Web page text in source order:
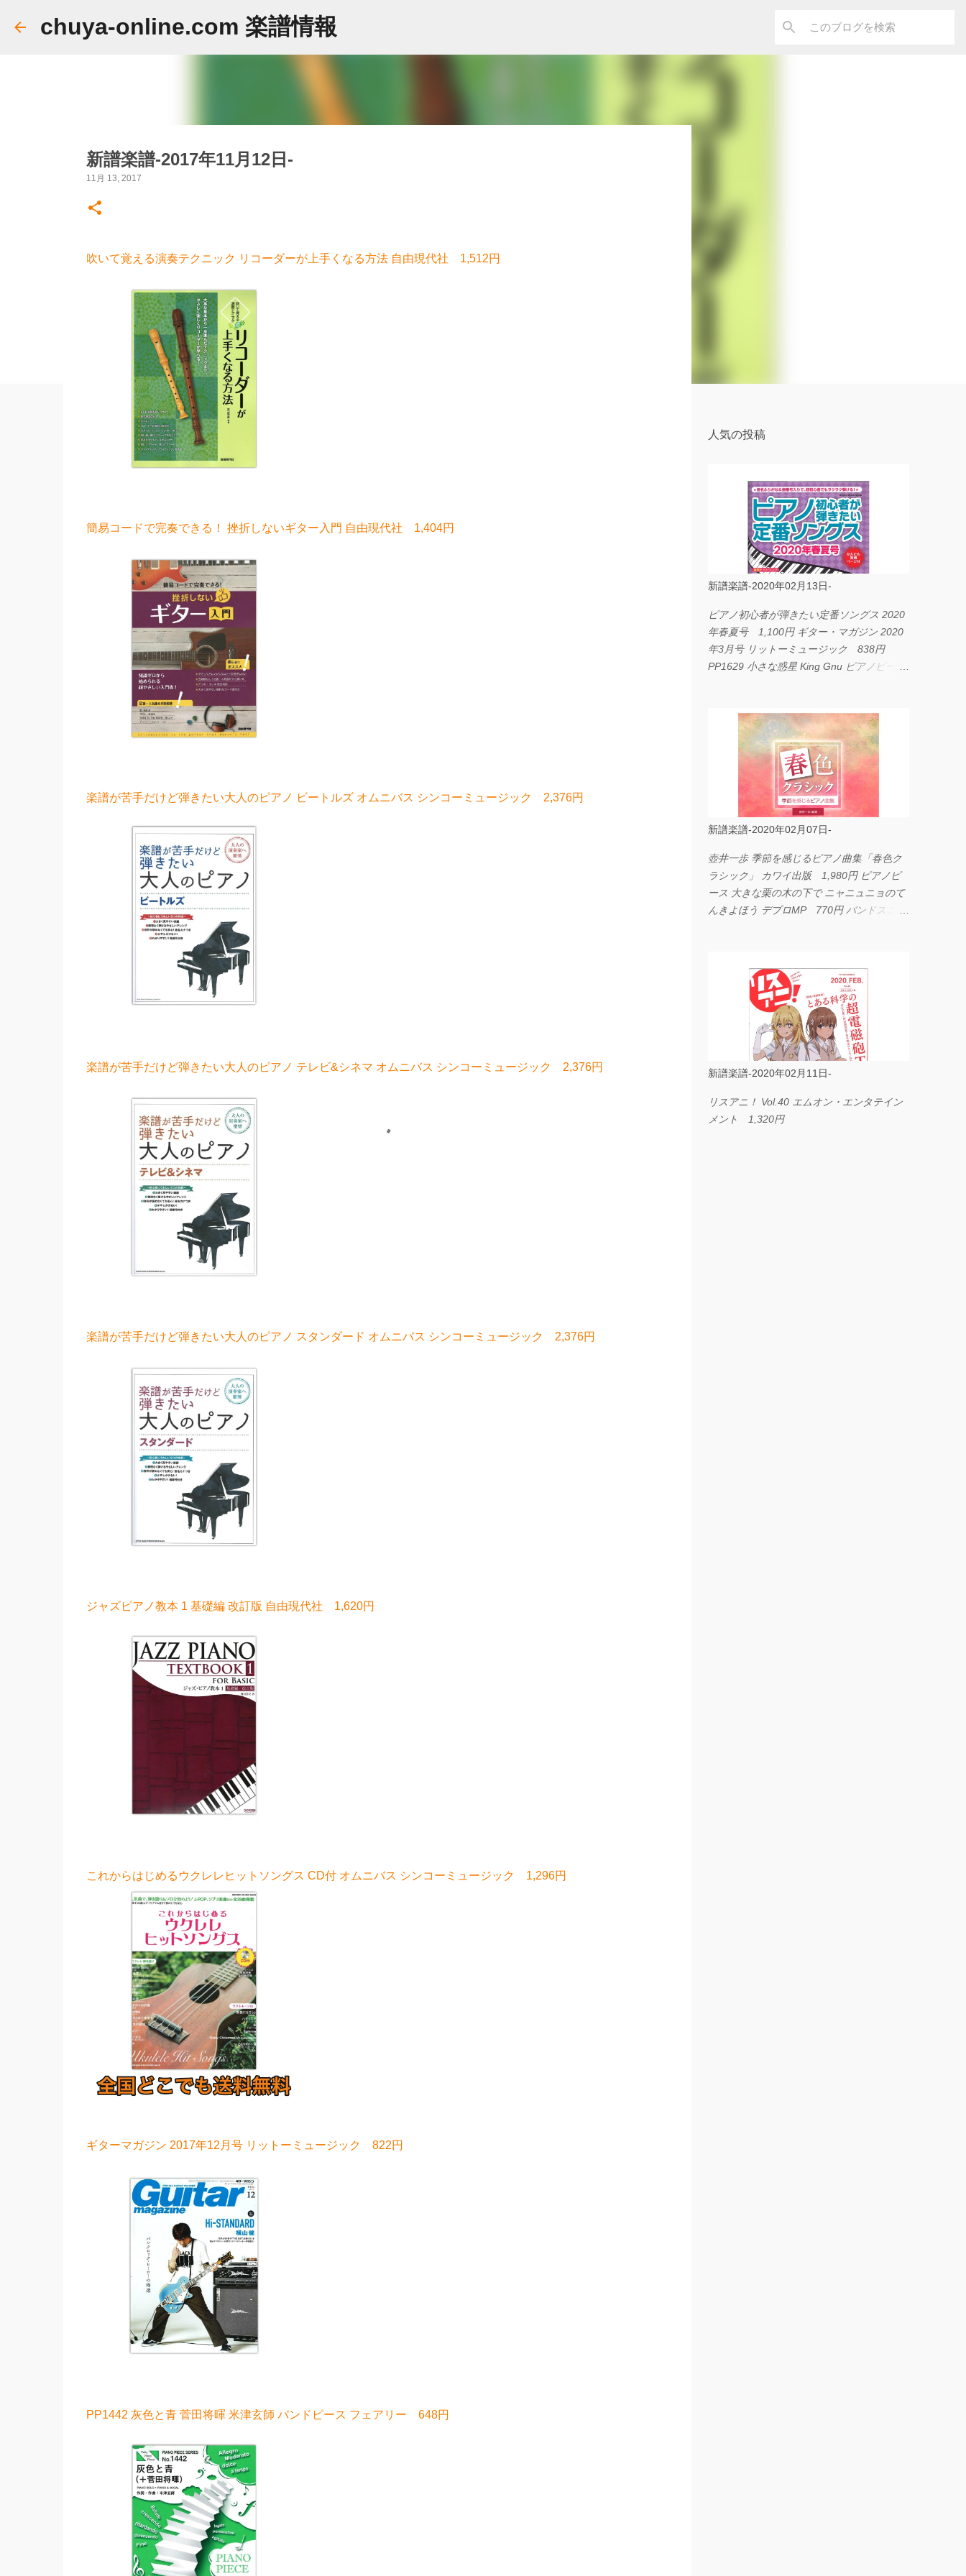
chuya-online.com 楽譜情報
新譜楽譜-2017年11月12日-
11月 13, 2017
吹いて覚える演奏テクニック リコーダーが上手くなる方法 自由現代社 1,512円
簡易コードで完奏できる！ 挫折しないギター入門 自由現代社 1,404円
楽譜が苦手だけど弾きたい大人のピアノ ビートルズ オムニバス シンコーミュージック 2,376円
楽譜が苦手だけど弾きたい大人のピアノ テレビ&シネマ オムニバス シンコーミュージック 2,376円
楽譜が苦手だけど弾きたい大人のピアノ スタンダード オムニバス シンコーミュージック 2,376円
ジャズピアノ教本 1 基礎編 改訂版 自由現代社 1,620円
これからはじめるウクレレヒットソングス CD付 オムニバス シンコーミュージック 1,296円
ギターマガジン 2017年12月号 リットーミュージック 822円
PP1442 灰色と青 菅田将暉 米津玄師 バンドピース フェアリー 648円
人気の投稿
新譜楽譜-2020年02月13日-
ピアノ初心者が弾きたい定番ソングス 2020
年春夏号 1,100円 ギター・マガジン 2020
年3月号 リットーミュージック 838円
PP1629 小さな惑星 King Gnu ピアノピース
LOVE... Official髭男dism バンドピース フェ
アリー 825円
新譜楽譜-2020年02月07日-
壺井一歩 季節を感じるピアノ曲集「春色ク
ラシック」 カワイ出版 1,980円 ピアノピ
ース 大きな栗の木の下で ニャニュニョのて
んきよほう デプロMP 770円 バンドスコア
ス I LOVE．．． Official髭男dism やさしく
弾ける ピアノピース フェアリー 660円
BP2225 Kingdom of the Heavens 春畑道哉
バンドピース フェアリー 825円
新譜楽譜-2020年02月11日-
リスアニ！ Vol.40 エムオン・エンタテイン
メント 1,320円